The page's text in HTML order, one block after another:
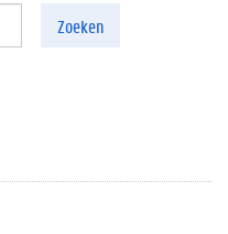
Zoeken